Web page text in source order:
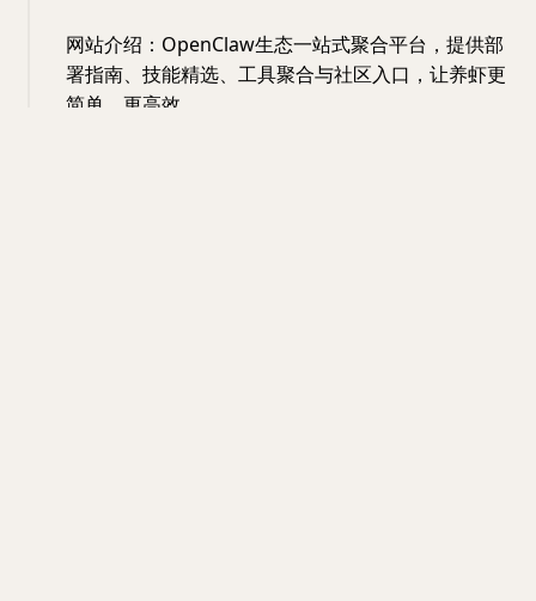
网站介绍：OpenClaw生态一站式聚合平台，提供部
署指南、技能精选、工具聚合与社区入口，让养虾更
简单、更高效。